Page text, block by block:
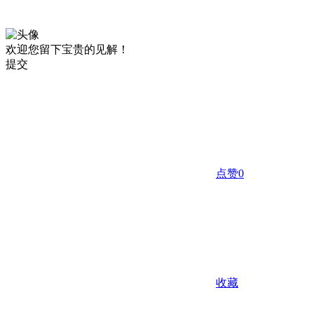
欢迎您留下宝贵的见解！
提交
点赞0
收藏